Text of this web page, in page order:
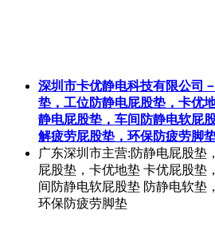
深圳市卡优静电科技有限公司
垫，工位防静电屁股垫，卡优
静电屁股垫，车间防静电软屁
解疲劳屁股垫，环保防疲劳脚
广东深圳市主营:防静电屁股垫
屁股垫，卡优地垫 卡优屁股垫
间防静电软屁股垫 防静电软垫
环保防疲劳脚垫